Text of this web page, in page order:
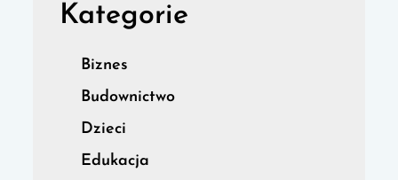
Kategorie
Biznes
Budownictwo
Dzieci
Edukacja